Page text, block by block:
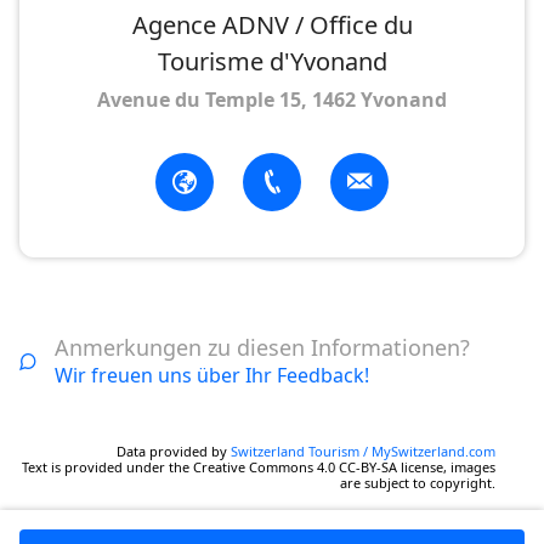
Agence ADNV / Office du
Tourisme d'Yvonand
Avenue du Temple 15, 1462 Yvonand
Anmerkungen zu diesen Informationen?
Wir freuen uns über Ihr Feedback!
Data provided by Switzerland Tourism / MySwitzerland.com
Text is provided under the Creative Commons 4.0 CC-BY-SA license, images
are subject to copyright.